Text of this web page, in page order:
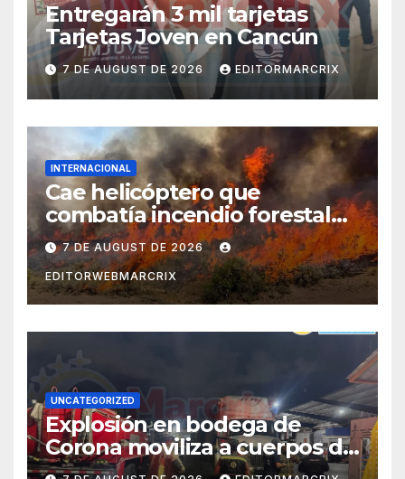
Entregarán 3 mil tarjetas
Tarjetas Joven en Cancún
7 DE AUGUST DE 2026 EDITORMARCRIX
INTERNACIONAL
Cae helicóptero que
combatía incendio forestal
en Utah
7 DE AUGUST DE 2026
EDITORWEBMARCRIX
UNCATEGORIZED
Explosión en bodega de
Corona moviliza a cuerpos de
emergencia en Cancún